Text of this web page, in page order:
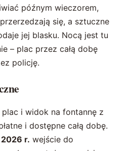
późnym wieczorem,
się, a sztuczne
jej blasku. Nocą jest tu
– plac przez całą dobę
policję.
plac i widok na fontannę z
i dostępne całą dobę.
r. wejście do